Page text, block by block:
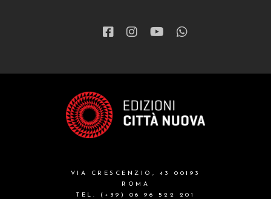
VIA CRESCENZIO, 43 00193
ROMA
TEL. (+39) 06 96 522 201